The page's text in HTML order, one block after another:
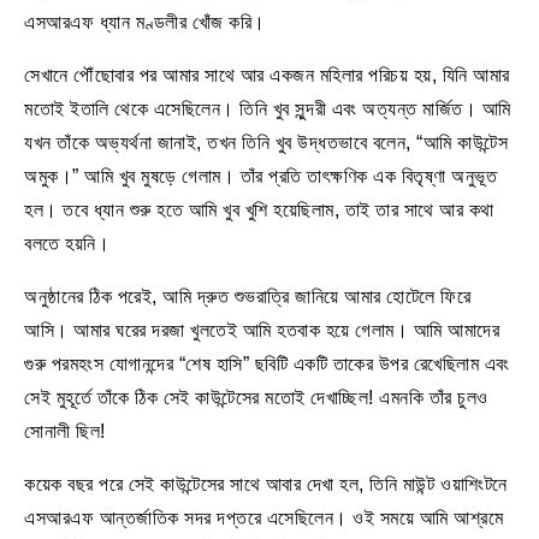
এসআরএফ ধ্যান মণ্ডলীর খোঁজ করি।
সেখানে পৌঁছোবার পর আমার সাথে আর একজন মহিলার পরিচয় হয়, যিনি আমার
মতোই ইতালি থেকে এসেছিলেন। তিনি খুব সুন্দরী এবং অত্যন্ত মার্জিত। আমি
যখন তাঁকে অভ্যর্থনা জানাই, তখন তিনি খুব উদ্ধতভাবে বলেন, “আমি কাউন্টেস
অমুক।” আমি খুব মুষড়ে গেলাম। তাঁর প্রতি তাৎক্ষণিক এক বিতৃষ্ণা অনুভূত
হল। তবে ধ্যান শুরু হতে আমি খুব খুশি হয়েছিলাম, তাই তার সাথে আর কথা
বলতে হয়নি।
অনুষ্ঠানের ঠিক পরেই, আমি দ্রুত শুভরাত্রি জানিয়ে আমার হোটেলে ফিরে
আসি। আমার ঘরের দরজা খুলতেই আমি হতবাক হয়ে গেলাম। আমি আমাদের
গুরু পরমহংস যোগানন্দের “শেষ হাসি” ছবিটি একটি তাকের উপর রেখেছিলাম এবং
সেই মুহূর্তে তাঁকে ঠিক সেই কাউন্টেসের মতোই দেখাচ্ছিল! এমনকি তাঁর চুলও
সোনালী ছিল!
কয়েক বছর পরে সেই কাউন্টেসের সাথে আবার দেখা হল, তিনি মাউন্ট ওয়াশিংটনে
এসআরএফ আন্তর্জাতিক সদর দপ্তরে এসেছিলেন। ওই সময়ে আমি আশ্রমে